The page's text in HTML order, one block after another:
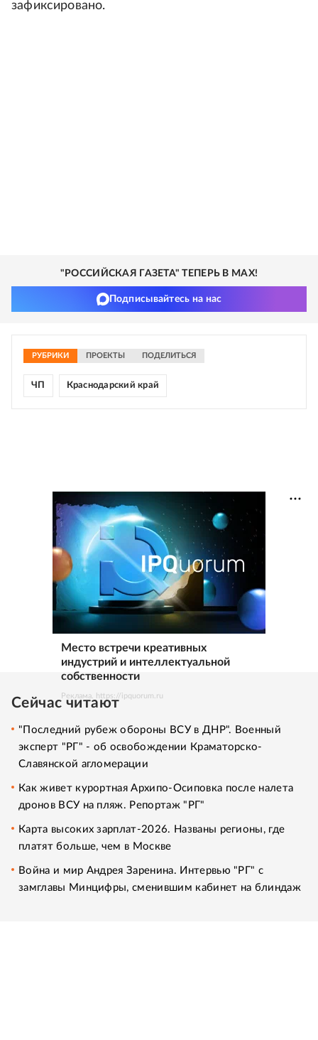
зафиксировано.
"РОССИЙСКАЯ ГАЗЕТА" ТЕПЕРЬ В MAX!
Подписывайтесь на нас
РУБРИКИ ПРОЕКТЫ ПОДЕЛИТЬСЯ
ЧП Краснодарский край
Место встречи креативных
индустрий и интеллектуальной
собственности
Реклама. https://ipquorum.ru
Сейчас читают
"Последний рубеж обороны ВСУ в ДНР". Военный
эксперт "РГ" - об освобождении Краматорско-
Славянской агломерации
Как живет курортная Архипо-Осиповка после налета
дронов ВСУ на пляж. Репортаж "РГ"
Карта высоких зарплат-2026. Названы регионы, где
платят больше, чем в Москве
Война и мир Андрея Заренина. Интервью "РГ" с
замглавы Минцифры, сменившим кабинет на блиндаж